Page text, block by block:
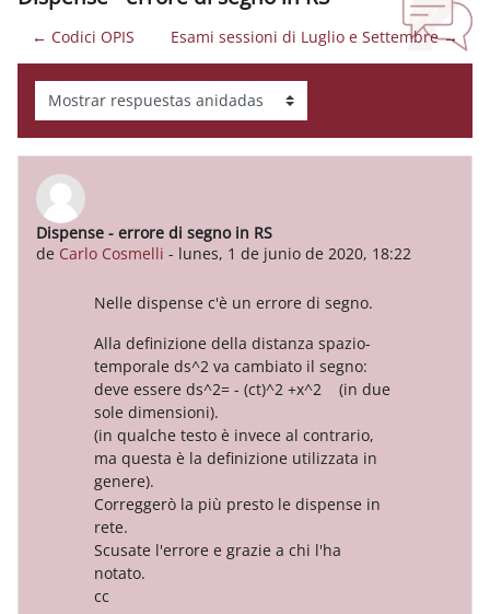
← Codici OPIS Esami sessioni di Luglio e Settembre →
Mostrar modo
Dispense - errore di segno in RS
de Carlo Cosmelli - lunes, 1 de junio de 2020, 18:22
Número de respuestas: 0
Nelle dispense c'è un errore di segno.
Alla definizione della distanza spazio-
temporale ds^2 va cambiato il segno:
deve essere ds^2= - (ct)^2 +x^2 (in due
sole dimensioni).
(in qualche testo è invece al contrario,
ma questa è la definizione utilizzata in
genere).
Correggerò la più presto le dispense in
rete.
Scusate l'errore e grazie a chi l'ha
notato.
cc